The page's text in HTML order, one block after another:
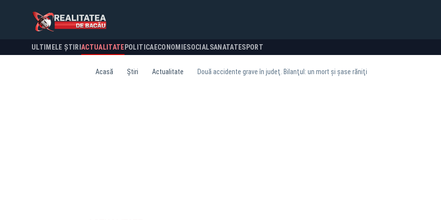
ULTIMELE ȘTIRI ACTUALITATE POLITICA ECONOMIESOCIALSANATATESPORT
Acasă Știri Actualitate Două accidente grave în judeţ. Bilanţul: un mort şi şase răniţi